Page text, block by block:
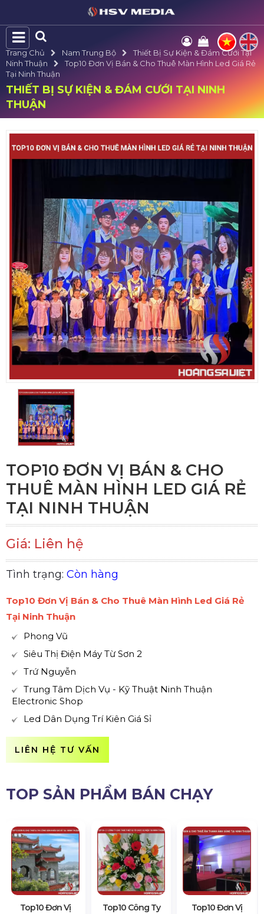
Trang Chủ Nam Trung Bộ
Thiết Bị Sự Kiện & Đám Cưới Tại
Ninh Thuận
Top10 Đơn Vị Bán & Cho Thuê Màn Hình Led Giá Rẻ
Tại Ninh Thuận
THIẾT BỊ SỰ KIỆN & ĐÁM CƯỚI TẠI NINH
THUẬN
TOP10 ĐƠN VỊ BÁN & CHO
THUÊ MÀN HÌNH LED GIÁ RẺ
TẠI NINH THUẬN
Giá: Liên hệ
Tình trạng: Còn hàng
Top10 Đơn Vị Bán & Cho Thuê Màn Hình Led Giá Rẻ
Tại Ninh Thuận
Phong Vũ
Siêu Thị Điện Máy Từ Sơn 2
Trứ Nguyễn
Trung Tâm Dịch Vụ - Kỹ Thuật Ninh Thuận
Electronic Shop
Led Dân Dụng Trí Kiên Giá Sỉ
LIÊN HỆ TƯ VẤN
TOP SẢN PHẨM BÁN CHẠY
Top10 Đơn Vị
Top10 Công Ty
Top10 Đơn Vị